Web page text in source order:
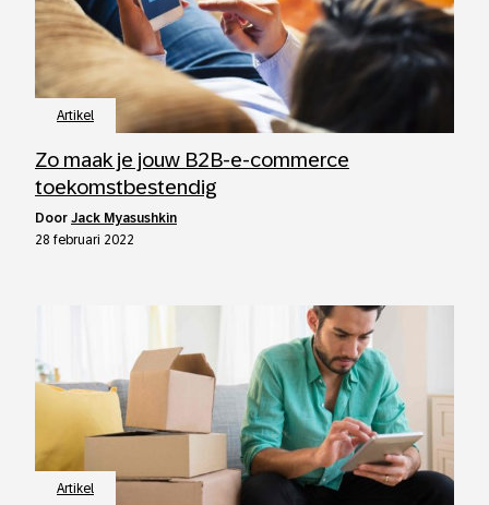
Artikel
Zo maak je jouw B2B-e-commerce
toekomstbestendig
door Jack Myasushkin
28 februari 2022
Artikel